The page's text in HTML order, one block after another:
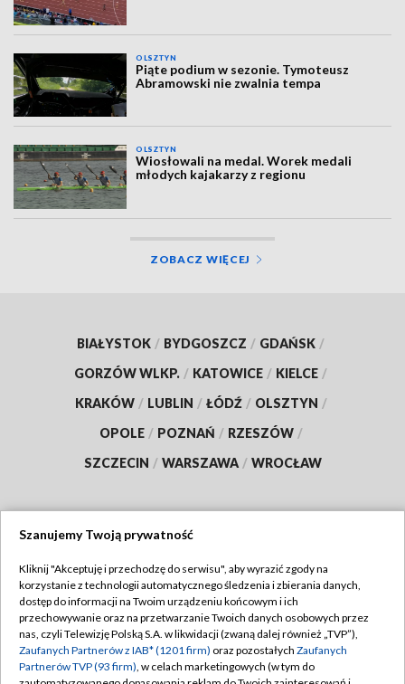
OLSZTYN
Piąte podium w sezonie. Tymoteusz
Abramowski nie zwalnia tempa
OLSZTYN
Wiosłowali na medal. Worek medali
młodych kajakarzy z regionu
ZOBACZ WIĘCEJ
BIAŁYSTOK / BYDGOSZCZ / GDAŃSK /
GORZÓW WLKP. / KATOWICE / KIELCE /
KRAKÓW / LUBLIN / ŁÓDŹ / OLSZTYN /
OPOLE / POZNAŃ / RZESZÓW /
SZCZECIN / WARSZAWA / WROCŁAW
TVP
Abonament TVP
Emisja w TVP
Centrum informacji TVP
Regulamin TVP
Polityka prywatności
Szanujemy Twoją prywatność
Kliknij "Akceptuję i przechodzę do serwisu", aby wyrazić zgody na
korzystanie z technologii automatycznego śledzenia i zbierania danych,
dostęp do informacji na Twoim urządzeniu końcowym i ich
przechowywanie oraz na przetwarzanie Twoich danych osobowych przez
nas, czyli Telewizję Polską S.A. w likwidacji (zwaną dalej również „TVP”),
Zaufanych Partnerów z IAB* (1201 firm) oraz pozostałych Zaufanych
Partnerów TVP (93 firm), w celach marketingowych (w tym do